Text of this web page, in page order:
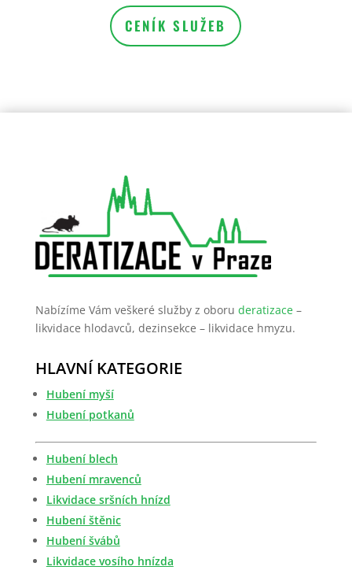
CENÍK SLUŽEB
Nabízíme Vám veškeré služby z oboru deratizace–
likvidace hlodavců, dezinsekce – likvidace hmyzu.
HLAVNÍ KATEGORIE
Hubení myší
Hubení potkanů
Hubení blech
Hubení mravenců
Likvidace sršních hnízd
Hubení štěnic
Hubení švábů
Likvidace vosího hnízda